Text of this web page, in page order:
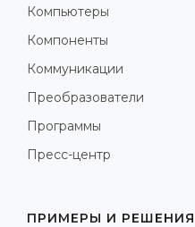
Компьютеры
Компоненты
Коммуникации
Преобразователи
Программы
Пресс-центр
ПРИМЕРЫ И РЕШЕНИЯ